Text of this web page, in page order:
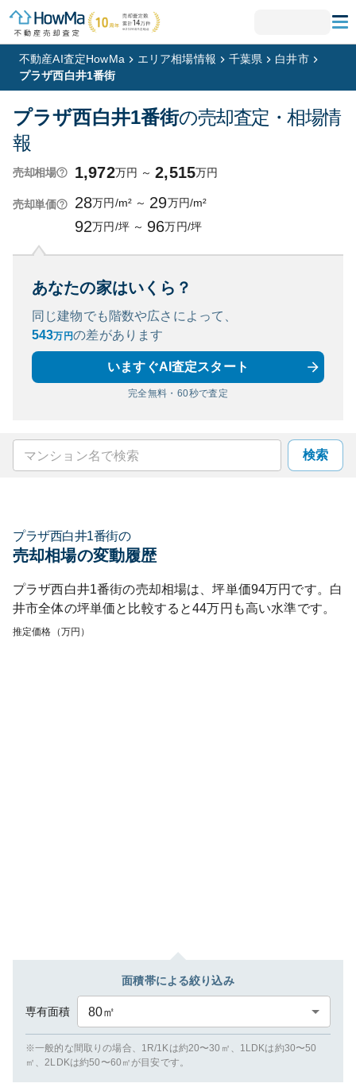
不動産AI査定HowMa エリア相場情報 千葉県
白井市
プラザ西白井1番街
プラザ西白井1番街の売却査定・相場情
報
売却相場 1,972万円 ～ 2,515万円
売却単価 28万円/m² ～ 29万円/m²
92万円/坪 ～ 96万円/坪
あなたの家はいくら？
同じ建物でも階数や広さによって、
543万円の差があります
いますぐAI査定スタート
完全無料・60秒で査定
検索
プラザ西白井1番街の
売却相場の変動履歴
プラザ西白井1番街の売却相場は、坪単価94万円です。 白
井市全体の坪単価と比較すると44万円も高い水準です。
推定価格（万円）
面積帯による絞り込み
専有面積 80㎡
※一般的な間取りの場合、1R/1Kは約20〜30㎡、1LDKは約30〜50
㎡、2LDKは約50〜60㎡が目安です。